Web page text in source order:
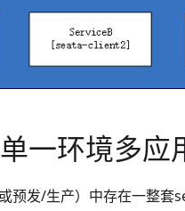
一环境多应
预发/生产）中存在一整套